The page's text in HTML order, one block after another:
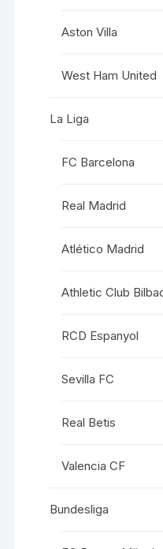
Aston Villa
West Ham United
La Liga
FC Barcelona
Real Madrid
Atlético Madrid
Athletic Club
RCD Espanyol
Sevilla FC
Real Betis
Valencia CF
Bundesliga